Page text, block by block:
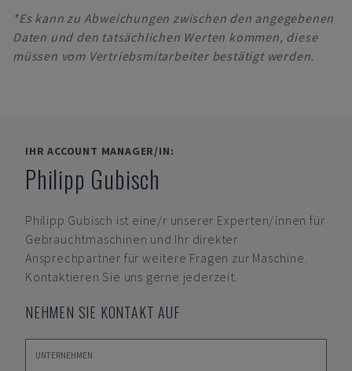
*Es kann zu Abweichungen zwischen den angegebenen
Daten und den tatsächlichen Werten kommen, diese
müssen vom Vertriebsmitarbeiter bestätigt werden.
IHR ACCOUNT MANAGER/IN:
Philipp Gubisch
Philipp Gubisch ist eine/r unserer Experten/innen für
Gebrauchtmaschinen und Ihr direkter
Ansprechpartner für weitere Fragen zur Maschine.
Kontaktieren Sie uns gerne jederzeit.
NEHMEN SIE KONTAKT AUF